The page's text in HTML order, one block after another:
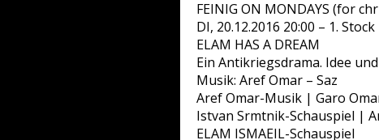
FEINIG ON MONDAYS (for
DI, 20.12.2016 20:00 – 1. Stock
ELAM HAS A DREAM
Ein Antikriegsdrama. Idee
Musik: Aref Omar – Saz
Aref Omar-Musik | Garo
Istvan Srmtnik-Schauspiel |
ELAM ISMAEIL-Schauspiel